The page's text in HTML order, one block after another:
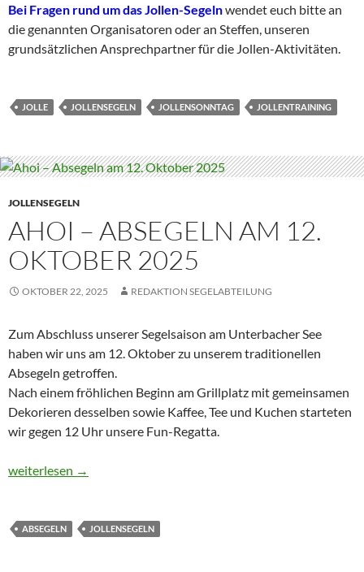
Bei Fragen rund um das Jollen-Segelnwendet euch bitte an
die genannten Organisatoren oder an Steffen, unseren
grundsätzlichen Ansprechpartner für die Jollen-Aktivitäten.
JOLLE JOLLENSEGELN JOLLENSONNTAG JOLLENTRAINING
JOLLENSEGELN
AHOI – ABSEGELN AM 12.
OKTOBER 2025
OKTOBER 22, 2025 REDAKTION SEGELABTEILUNG
Zum Abschluss unserer Segelsaison am Unterbacher See
haben wir uns am 12. Oktober zu unserem traditionellen
Absegeln getroffen.
Nach einem fröhlichen Beginn am Grillplatz mit gemeinsamen
Dekorieren desselben sowie Kaffee, Tee und Kuchen starteten
wir gegen 12 Uhr unsere Fun-Regatta.
Ahoi – Absegeln am 12. Oktober 2025
weiterlesen →
ABSEGELN JOLLENSEGELN